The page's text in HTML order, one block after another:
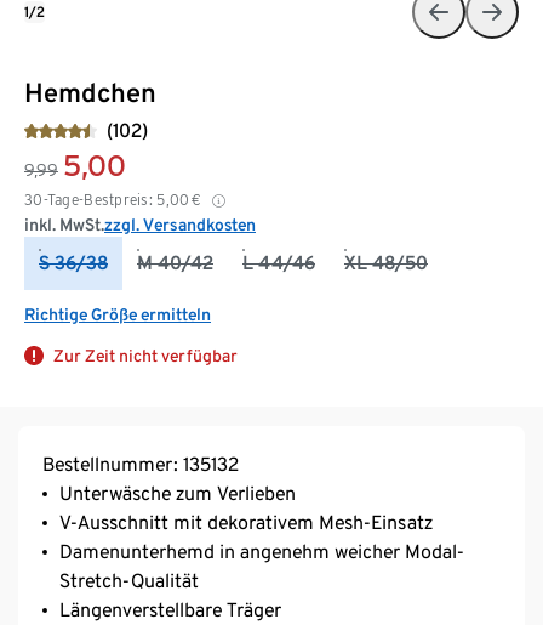
Hemdchen
(102)
9,99 5,00
30-Tage-Bestpreis: 5,00 €
inkl. MwSt.zzgl. Versandkosten
S 36/38 M 40/42 L 44/46 XL 48/50
Richtige Größe ermitteln
Zur Zeit nicht verfügbar
1/2
Bestellnummer: 135132
Unterwäsche zum Verlieben
V-Ausschnitt mit dekorativem Mesh-Einsatz
Damenunterhemd in angenehm weicher Modal-
Stretch-Qualität
Längenverstellbare Träger